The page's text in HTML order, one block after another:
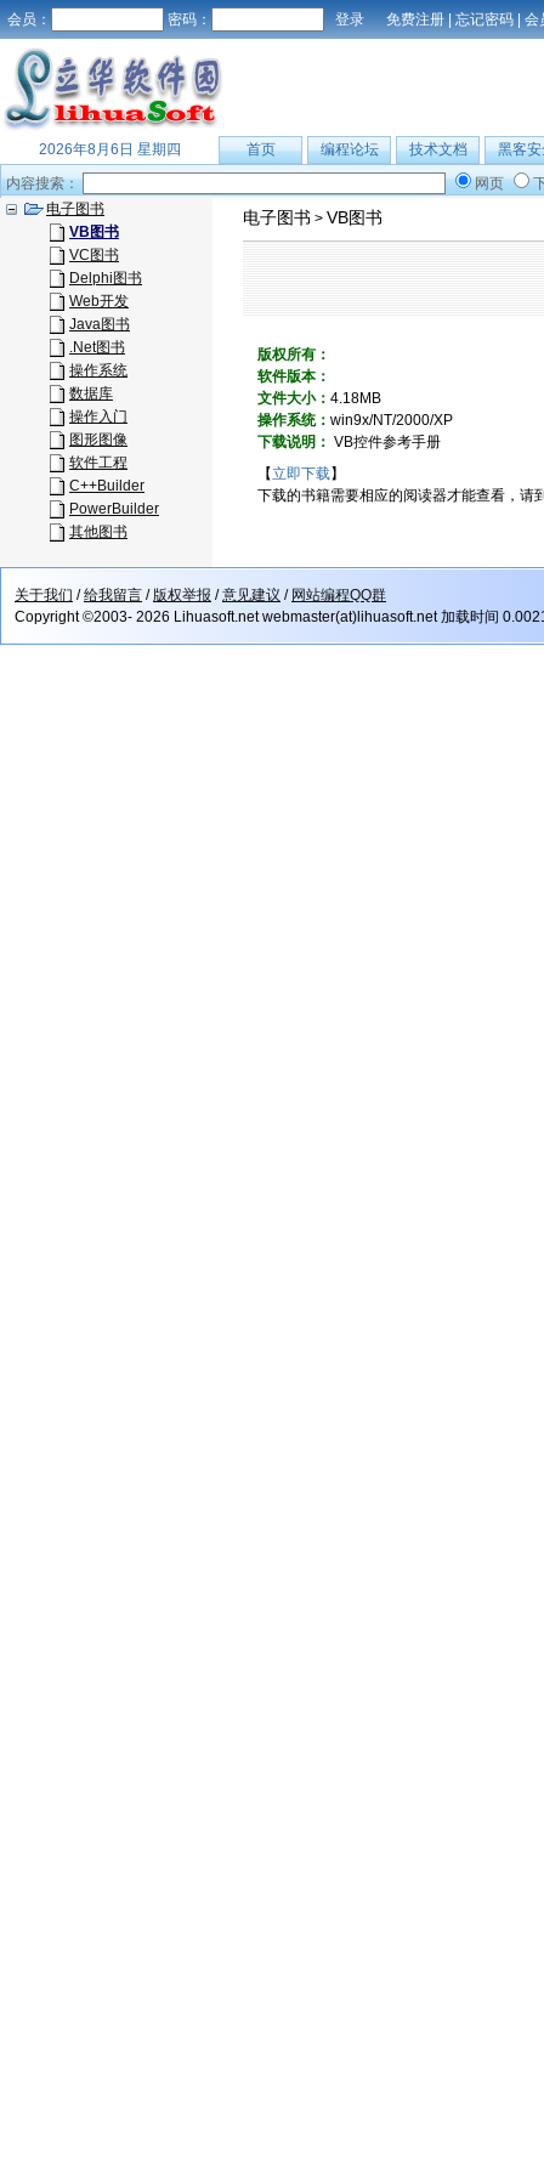
会员： 密码： 免费注册 | 忘记密码 | 会
2026年8月6日 星期四 首页 编程论坛 技术文档
黑客安
内容搜索：
网页
电子图书
VB图书
VC图书
Delphi图书
Web开发
Java图书
.Net图书
操作系统
数据库
操作入门
图形图像
软件工程
C++Builder
PowerBuilder
其他图书
电子图书 > VB图书
版权所有：
软件版本：
文件大小： 4.18MB
操作系统： win9x/NT/2000/XP
下载说明： VB控件参考手册
【立即下载】
下载的书籍需要相应的阅读器才能查看，
关于我们 /给我留言 /版权举报 /意见建议 / 网站编程QQ群
Copyright ©2003- 2026 Lihuasoft.net webmaster(at)lihuasoft.net 加载时间